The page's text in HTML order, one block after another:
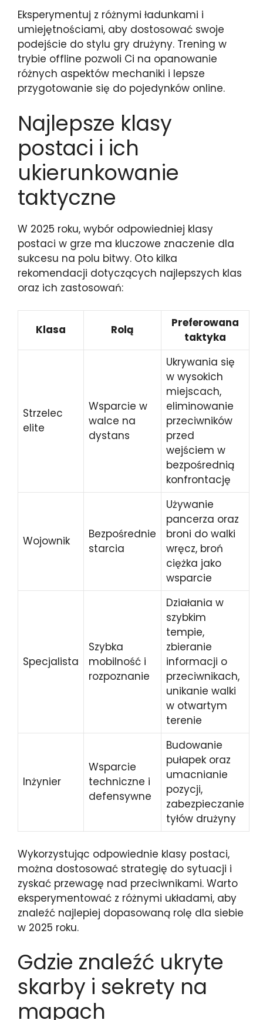
Eksperymentuj z różnymi ładunkami i
umiejętnościami, aby dostosować swoje
podejście do stylu gry drużyny. Trening w
trybie offline pozwoli Ci na opanowanie
różnych aspektów mechaniki i lepsze
przygotowanie się do pojedynków online.
Najlepsze klasy
postaci i ich
ukierunkowanie
taktyczne
W 2025 roku, wybór odpowiedniej klasy
postaci w grze ma kluczowe znaczenie dla
sukcesu na polu bitwy. Oto kilka
rekomendacji dotyczących najlepszych klas
oraz ich zastosowań:
Klasa Rolą
Preferowana
taktyka
Strzelec
elite
Wsparcie w
walce na
dystans
Ukrywania się
w wysokich
miejscach,
eliminowanie
przeciwników
przed
wejściem w
bezpośrednią
konfrontację
Wojownik
Bezpośrednie
starcia
Używanie
pancerza oraz
broni do walki
wręcz, broń
ciężka jako
wsparcie
Specjalista
Szybka
mobilność i
rozpoznanie
Działania w
szybkim
tempie,
zbieranie
informacji o
przeciwnikach,
unikanie walki
w otwartym
terenie
Inżynier
Wsparcie
techniczne i
defensywne
Budowanie
pułapek oraz
umacnianie
pozycji,
zabezpieczanie
tyłów drużyny
Wykorzystując odpowiednie klasy postaci,
można dostosować strategię do sytuacji i
zyskać przewagę nad przeciwnikami. Warto
eksperymentować z różnymi układami, aby
znaleźć najlepiej dopasowaną rolę dla siebie
w 2025 roku.
Gdzie znaleźć ukryte
skarby i sekrety na
mapach